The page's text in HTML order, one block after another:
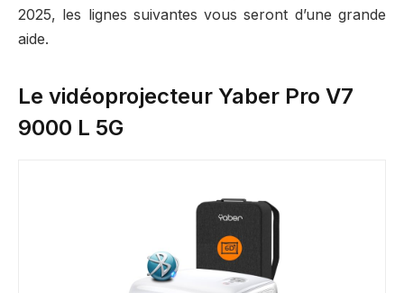
2025, les lignes suivantes vous seront d’une grande
aide.
Le vidéoprojecteur Yaber Pro V7
9000 L 5G